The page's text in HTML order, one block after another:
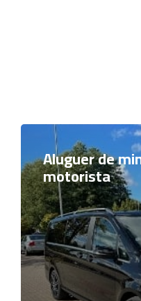
Aluguer de
motorista